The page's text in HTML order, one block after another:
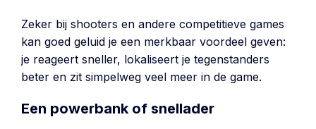
Zeker bij shooters en andere competitieve games
kan goed geluid je een merkbaar voordeel geven:
je reageert sneller, lokaliseert je tegenstanders
beter en zit simpelweg veel meer in de game.
Een powerbank of snellader